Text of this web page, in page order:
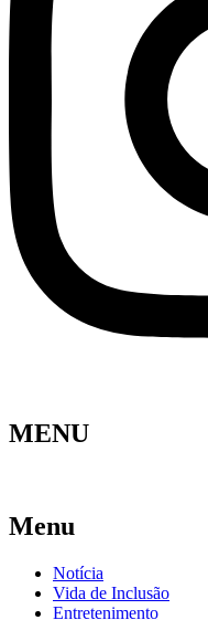
MENU
Menu
Notícia
Vida de Inclusão
Entretenimento